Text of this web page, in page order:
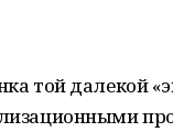
той далекой